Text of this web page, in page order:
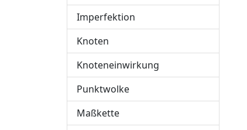
Imperfektion
Knoten
Knoteneinwirkung
Punktwolke
Maßkette